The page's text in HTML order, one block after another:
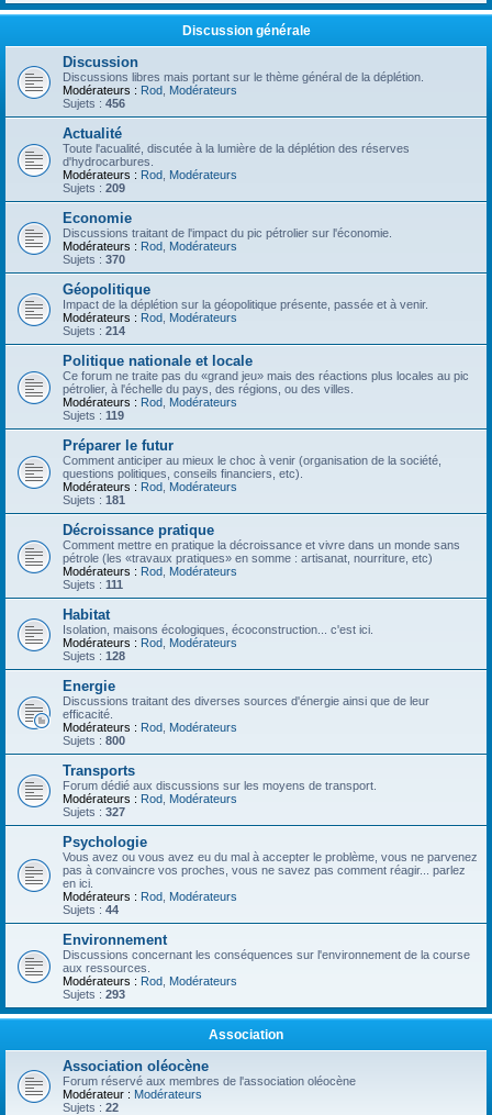
Discussion générale
Discussion
Discussions libres mais portant sur le thème général de la déplétion.
Modérateurs : Rod Modérateurs
Sujets : 456
Actualité
Toute l'acualité, discutée à la lumière de la déplétion des réserves
d'hydrocarbures.
Modérateurs : Rod Modérateurs
Sujets : 209
Economie
Discussions traitant de l'impact du pic pétrolier sur l'économie.
Modérateurs : Rod Modérateurs
Sujets : 370
Géopolitique
Impact de la déplétion sur la géopolitique présente, passée et à venir.
Modérateurs : Rod Modérateurs
Sujets : 214
Politique nationale et locale
Ce forum ne traite pas du «grand jeu» mais des réactions plus locales au pic
pétrolier, à l'échelle du pays, des régions, ou des villes.
Modérateurs : Rod Modérateurs
Sujets : 119
Préparer le futur
Comment anticiper au mieux le choc à venir (organisation de la société,
questions politiques, conseils financiers, etc).
Modérateurs : Rod Modérateurs
Sujets : 181
Décroissance pratique
Comment mettre en pratique la décroissance et vivre dans un monde sans
pétrole (les «travaux pratiques» en somme : artisanat, nourriture, etc)
Modérateurs : Rod Modérateurs
Sujets : 111
Habitat
Isolation, maisons écologiques, écoconstruction... c'est ici.
Modérateurs : Rod Modérateurs
Sujets : 128
Energie
Discussions traitant des diverses sources d'énergie ainsi que de leur
efficacité.
Modérateurs : Rod Modérateurs
Sujets : 800
Transports
Forum dédié aux discussions sur les moyens de transport.
Modérateurs : Rod Modérateurs
Sujets : 327
Psychologie
Vous avez ou vous avez eu du mal à accepter le problème, vous ne parvenez
pas à convaincre vos proches, vous ne savez pas comment réagir... parlez
en ici.
Modérateurs : Rod Modérateurs
Sujets : 44
Environnement
Discussions concernant les conséquences sur l'environnement de la course
aux ressources.
Modérateurs : Rod Modérateurs
Sujets : 293
Association
Association oléocène
Forum réservé aux membres de l'association oléocène
Modérateur : Modérateurs
Sujets : 22